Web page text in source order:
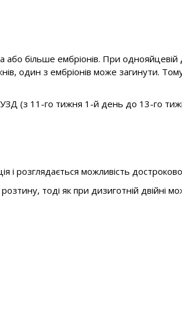
більше ембріонів. При однояйцевій
один з ембріонів може загинути.
УЗД (з 11-го тижня 1-й день до 13-го
і розглядається можливість
тоді як при дизиготній двійні